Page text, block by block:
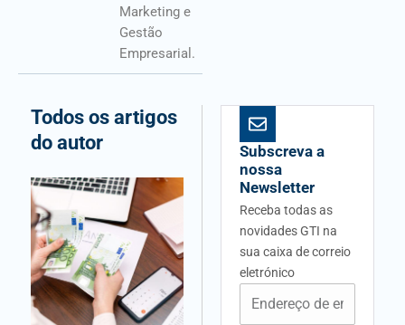
Marketing e
Gestão
Empresarial.
Todos os artigos
do autor
Subscreva a
nossa
Newsletter
Receba todas as
novidades GTI na
sua caixa de correio
eletrónico